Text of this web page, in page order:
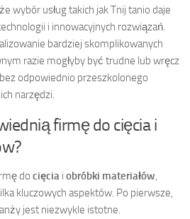
wybór usług takich jak Tnij tanio daje
i innowacyjnych rozwiązań.
bardziej skomplikowanych
razie mogłyby być trudne lub wręcz
odpowiednio przeszkolonego
narzędzi.
firmę do cięcia i
do cięcia i obróbki materiałów,
kluczowych aspektów. Po pierwsze,
jest niezwykle istotne.